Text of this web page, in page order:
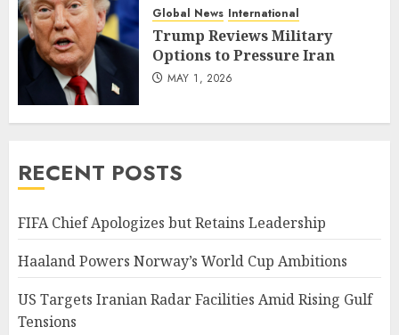
Global News International
Trump Reviews Military
Options to Pressure Iran
MAY 1, 2026
RECENT POSTS
FIFA Chief Apologizes but Retains Leadership
Haaland Powers Norway’s World Cup Ambitions
US Targets Iranian Radar Facilities Amid Rising Gulf
Tensions